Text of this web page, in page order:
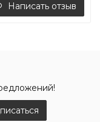
Написать отзыв